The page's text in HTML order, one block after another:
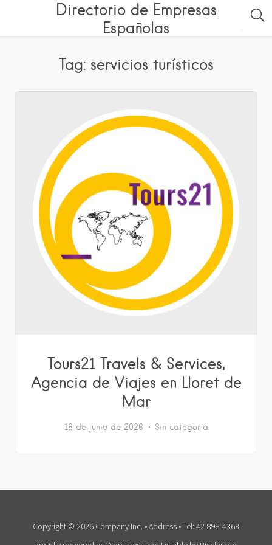
Directorio de Empresas
Españolas
Tag: servicios turísticos
Tours21 Travels & Services,
Agencia de Viajes en Lloret de
Mar
18 de junio de 2026 Sin categoría
Copyright © 2026 Company Inc. • Address • Tel: 42-898-4363